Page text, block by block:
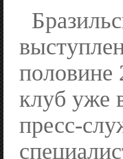
половине
клуб уже
пресс-